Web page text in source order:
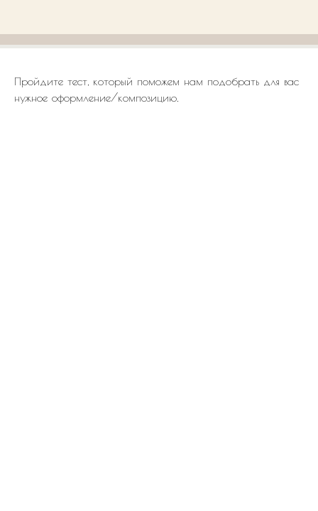
Пройдите тест, который поможем нам подобрать для вас
нужное оформление/композицию.